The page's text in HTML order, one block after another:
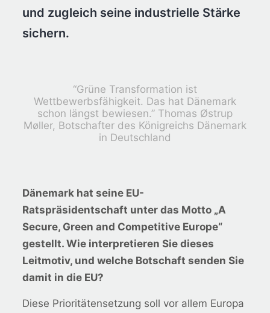
und zugleich seine industrielle Stärke
sichern.
“Grüne Transformation ist
Wettbewerbsfähigkeit. Das hat Dänemark
schon längst bewiesen.” Thomas Østrup
Møller, Botschafter des Königreichs Dänemark
in Deutschland
Dänemark hat seine EU-
Ratspräsidentschaft unter das Motto „A
Secure, Green and Competitive Europe“
gestellt. Wie interpretieren Sie dieses
Leitmotiv, und welche Botschaft senden Sie
damit in die EU?
Diese Prioritätensetzung soll vor allem Europa